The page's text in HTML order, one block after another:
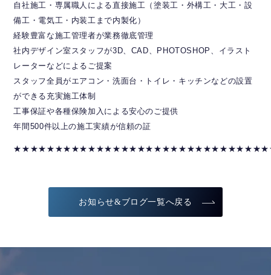
自社施工・専属職人による直接施工（塗装工・外構工・大工・設
備工・電気工・内装工まで内製化）
経験豊富な施工管理者が業務徹底管理
社内デザイン室スタッフが3D、CAD、PHOTOSHOP、イラスト
レーターなどによるご提案
スタッフ全員がエアコン・洗面台・トイレ・キッチンなどの設置
ができる充実施工体制
工事保証や各種保険加入による安心のご提供
年間500件以上の施工実績が信頼の証
お知らせ&ブログ一覧へ戻る